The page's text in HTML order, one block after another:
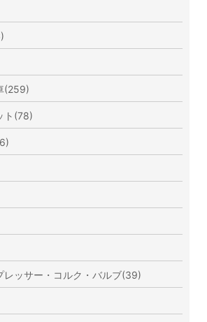
(259)
ト(78)
レッサー・コルク・バルブ(39)